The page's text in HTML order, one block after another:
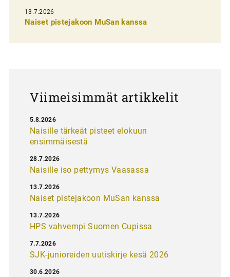
e
13.7.2026
Naiset pistejakoon MuSan kanssa
Viimeisimmät artikkelit
Naisille tärkeät pisteet elokuun
ensimmäisestä
5.8.2026
Naisille iso pettymys Vaasassa
28.7.2026
Naiset pistejakoon MuSan kanssa
13.7.2026
HPS vahvempi Suomen Cupissa
13.7.2026
SJK-junioreiden uutiskirje kesä 2026
7.7.2026
30.6.2026